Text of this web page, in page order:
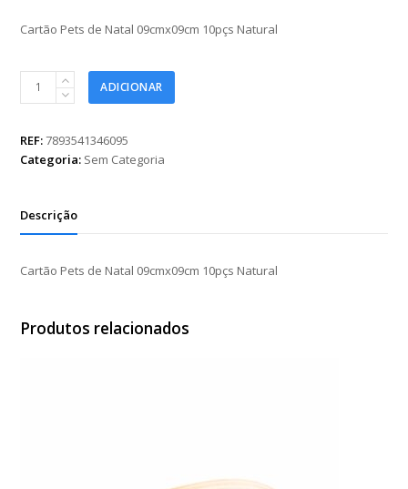
Cartão Pets de Natal 09cmx09cm 10pçs Natural
Cartão
Natal
09cmx09cm
quantidade
ADICIONAR
REF:7893541346095
Categoria: Sem Categoria
Descrição
Cartão Pets de Natal 09cmx09cm 10pçs Natural
Produtos relacionados